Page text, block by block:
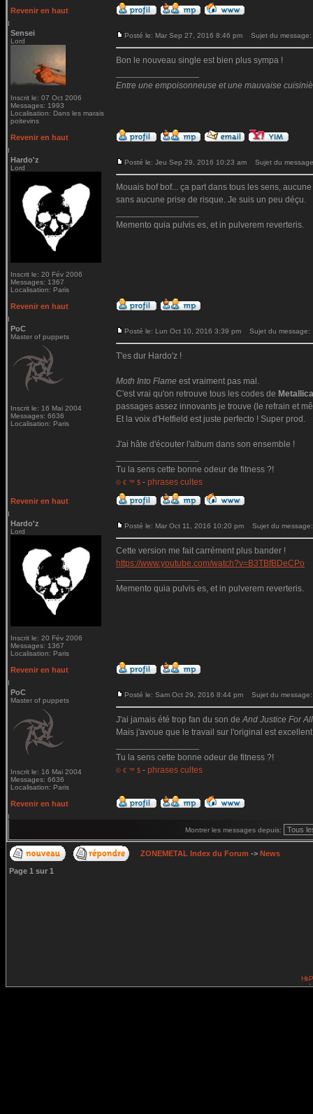
Revenir en haut
Sensei
Lord
Inscrit le: 07 Oct 2006
Messages: 1993
Localisation: Dans les marais
poitevins
Posté le: Mar Sep 27, 2016 8:46 pm Sujet du message:
Bon le nouveau single est bien plus sympa !
Entre une empoisonneuse et une mauvaise
Revenir en haut
Hardo'z
Lord
Inscrit le: 20 Fév 2006
Messages: 1367
Localisation: Paris
Posté le: Jeu Sep 29, 2016 10:23 am Sujet du
Mouais bof bof... ça part dans tous les sens,
sans aucune prise de risque. Je suis un peu déçu.
Memento quia pulvis es, et in pulverem reverteris.
Revenir en haut
PoC
Master of puppets
Inscrit le: 16 Mai 2004
Messages: 6636
Localisation: Paris
Posté le: Lun Oct 10, 2016 3:39 pm Sujet du message:
T'es dur Hardo'z !
Moth Into Flame est vraiment pas mal.
C'est vrai qu'on retrouve tous les codes de Metallica
passages assez innovants je trouve (le refrain et
Et la voix d'Hetfield est juste perfecto ! Super prod.
J'ai hâte d'écouter l'album dans son ensemble !
Tu la sens cette bonne odeur de fitness ?!
© € ™ $ - phrases cultes
Revenir en haut
Hardo'z
Lord
Inscrit le: 20 Fév 2006
Messages: 1367
Localisation: Paris
Posté le: Mar Oct 11, 2016 10:20 pm Sujet du message:
Cette version me fait carrément plus bander !
https://www.youtube.com/watch?v=B3TBfBDeCPo
Memento quia pulvis es, et in pulverem reverteris.
Revenir en haut
PoC
Master of puppets
Inscrit le: 16 Mai 2004
Messages: 6636
Localisation: Paris
Posté le: Sam Oct 29, 2016 8:44 pm Sujet du message:
J'ai jamais été trop fan du son deAnd Justice For
Mais j'avoue que le travail sur l'original est
Tu la sens cette bonne odeur de fitness ?!
© € ™ $ - phrases cultes
Revenir en haut
Montrer les messages depuis:
ZONEMETAL Index du Forum -> News
Page 1 sur 1